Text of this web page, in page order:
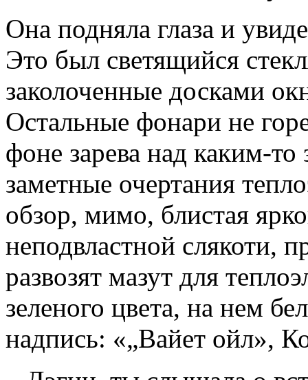
Она подняла глаза и
Это был светящийся
заколоченные досками
Остальные фонари не
фоне зарева над каким-то
заметные очертания
обзор, мимо, блистая
неподвластной слякоти,
развозят мазут для
зеленого цвета, на нем
надпись: «„Вайет ойл»,